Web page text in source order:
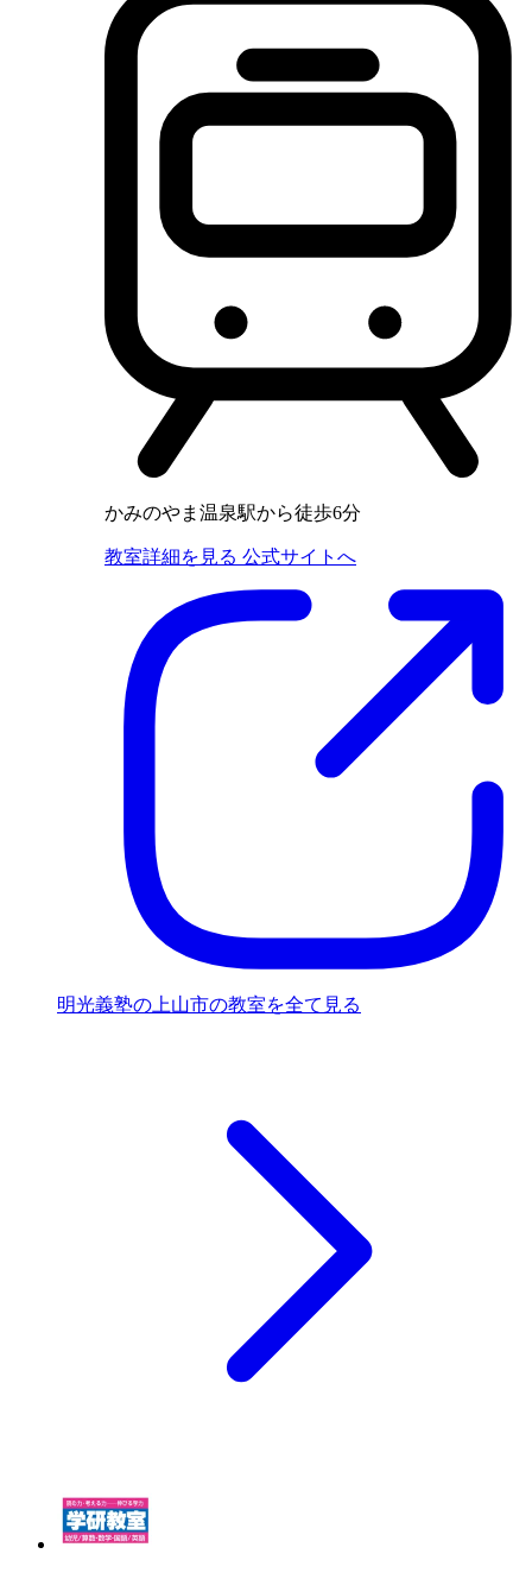
かみのやま温泉駅から徒歩6分
教室詳細を見る 公式サイトへ
明光義塾の上山市の教室を全て見る